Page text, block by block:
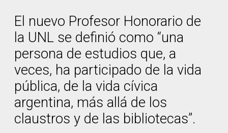
El nuevo Profesor Honorario de
la UNL se definió como “una
persona de estudios que, a
veces, ha participado de la vida
pública, de la vida cívica
argentina, más allá de los
claustros y de las bibliotecas”.